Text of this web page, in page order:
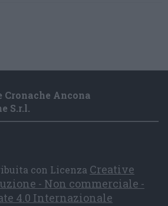
Ancona
S.r.l.
con Licenza Creative
- Non commerciale -
4.0 Internazionale